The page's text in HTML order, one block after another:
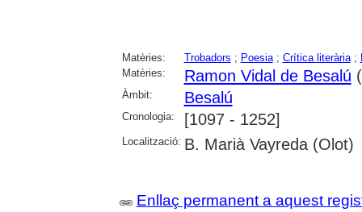
Matèries: Trobadors ; Poesia; Crítica literària;
Matèries:
Ramon Vidal de Besalú
Àmbit: Besalú
Cronologia: [1097 - 1252]
Localització: B. Marià Vayreda (Olot)
Enllaç permanent a aquest